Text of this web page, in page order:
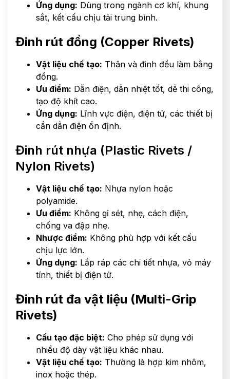
Ứng dụng: Dùng trong ngành cơ khí, khung
sắt, kết cấu chịu tải trung bình.
Đinh rút đồng (Copper Rivets)
Vật liệu chế tạo: Thân và đinh đều làm bằng
đồng.
Ưu điểm: Dẫn điện, dẫn nhiệt tốt, dễ thi công,
tạo độ khít cao.
Ứng dụng: Lĩnh vực điện, điện tử, các thiết bị
cần dẫn điện ổn định.
Đinh rút nhựa (Plastic Rivets /
Nylon Rivets)
Vật liệu chế tạo: Nhựa nylon hoặc
polyamide.
Ưu điểm: Không gỉ sét, nhẹ, cách điện,
chống va đập nhẹ.
Nhược điểm: Không phù hợp với kết cấu
chịu lực lớn.
Ứng dụng: Lắp ráp các chi tiết nhựa, vỏ máy
tính, thiết bị điện tử.
Đinh rút đa vật liệu (Multi-Grip
Rivets)
Cấu tạo đặc biệt: Cho phép sử dụng với
nhiều độ dày vật liệu khác nhau.
Vật liệu chế tạo: Thường là hợp kim nhôm,
inox hoặc thép.